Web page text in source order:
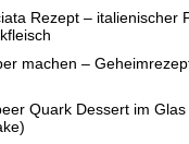
Rezept – italienischer
machen –
Quark Dessert im